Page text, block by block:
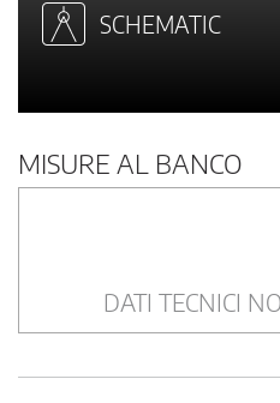
SCHEMATIC
MISURE AL BANCO
DATI TECNICI